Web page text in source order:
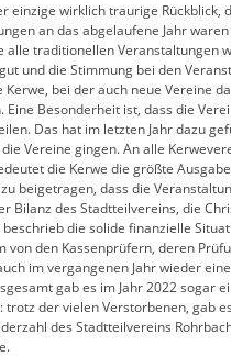
einzige wirklich traurige Rückblick,
an das abgelaufene Jahr
alle traditionellen Veranstaltungen
und die Stimmung bei den
bei der auch neue Vereine
Besonderheit ist, dass die
Das hat im letzten Jahr dazu
Vereine gingen. An alle
die Kerwe die größte
beigetragen, dass die
Bilanz des Stadtteilvereins, die
die solide finanzielle
von den Kassenprüfern, deren
im vergangenen Jahr wieder
gab es im Jahr 2022 sogar
der vielen Verstorbenen, gab
des Stadtteilvereins